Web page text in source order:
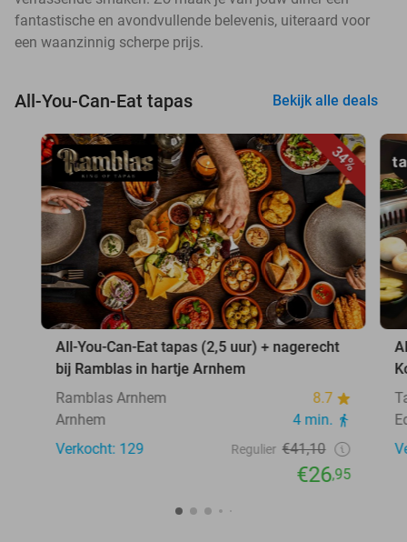
fantastische en avondvullende belevenis, uiteraard voor
een waanzinnig scherpe prijs.
All-You-Can-Eat tapas Bekijk alle deals
34%
All-You-Can-Eat tapas (2,5 uur) + nagerecht
bij Ramblas in hartje Arnhem
Ramblas Arnhem
8.7
Arnhem
4 min.
Verkocht: 129
Regulier €41,10
€26,95